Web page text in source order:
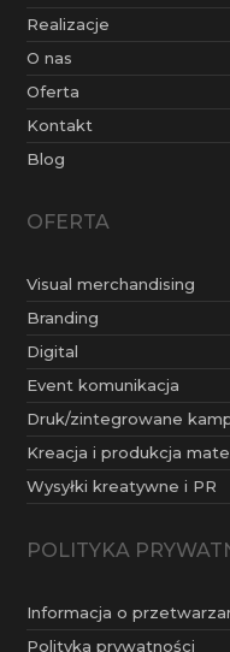
Realizacje
O nas
Oferta
Kontakt
Blog
OFERTA
Visual merchandising
Branding
Digital
Event komunikacja
Druk/zintegrowane
Kreacja i produkcja
Wysyłki kreatywne i PR
POLITYKA
Informacja o
Polityka prywatności